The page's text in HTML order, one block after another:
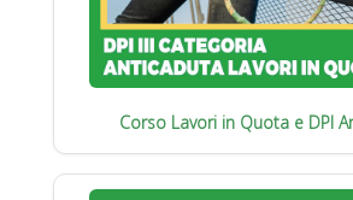
Corso Lavori in Quota e DPI